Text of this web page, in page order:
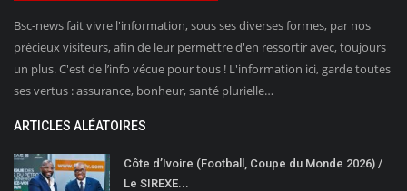
Bsc-news fait vivre l'information, sous ses diverses formes, par nos
précieux visiteurs, afin de leur permettre d'en ressortir avec, toujours
un plus. C'est de l’info vécue pour tous ! L'information ici, garde toutes
ses vertus : assurance, bonheur, santé plurielle…
ARTICLES ALÉATOIRES
Côte d’Ivoire (Football, Coupe du Monde 2026) /
Le SIREXE...